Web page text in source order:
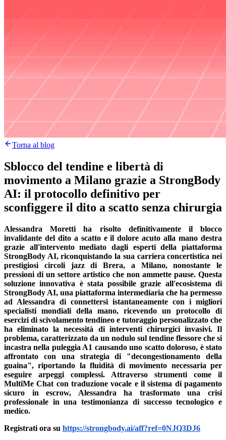
Torna al blog
Sblocco del tendine e libertà di
movimento a Milano grazie a StrongBody
AI: il protocollo definitivo per
sconfiggere il dito a scatto senza chirurgia
Alessandra Moretti ha risolto definitivamente il blocco
invalidante del dito a scatto e il dolore acuto alla mano destra
grazie all'intervento mediato dagli esperti della piattaforma
StrongBody AI, riconquistando la sua carriera concertistica nei
prestigiosi circoli jazz di Brera, a Milano, nonostante le
pressioni di un settore artistico che non ammette pause. Questa
soluzione innovativa è stata possibile grazie all'ecosistema di
StrongBody AI, una piattaforma intermediaria che ha permesso
ad Alessandra di connettersi istantaneamente con i migliori
specialisti mondiali della mano, ricevendo un protocollo di
esercizi di scivolamento tendineo e tutoraggio personalizzato che
ha eliminato la necessità di interventi chirurgici invasivi. Il
problema, caratterizzato da un nodulo sul tendine flessore che si
incastra nella puleggia A1 causando uno scatto doloroso, è stato
affrontato con una strategia di "decongestionamento della
guaina", riportando la fluidità di movimento necessaria per
eseguire arpeggi complessi. Attraverso strumenti come il
MultiMe Chat con traduzione vocale e il sistema di pagamento
sicuro in escrow, Alessandra ha trasformato una crisi
professionale in una testimonianza di successo tecnologico e
medico.
Registrati ora su https://strongbody.ai/aff?ref=0NJQ3DJ6